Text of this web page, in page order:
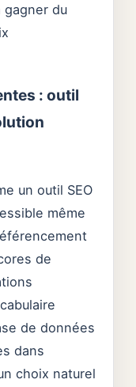
gagner du
: outil
un outil SEO
même
de
de données
dans
choix naturel